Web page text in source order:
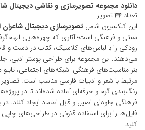
دانلود مجموعه تصویرسازی و نقاشی دیجیتال
تعداد 44تصویر
این کلکسیون شامل تصویرسازی دیجیتال شاعران
سنتی و فرهنگی است؛ آثاری که چهره‌هایی
رودکی را با لباس‌های کلاسیک، کتاب در دست و
می‌دهند. این مجموعه برای طراحی پوستر ادبی،
بنر مناسبت‌های فرهنگی، شبکه‌های اجتماعی، تابلو
مرتبط با شعر و ادبیات فارسی مناسب است.
رنگ‌بندی گرم و حرفه‌ای آماده شده‌اند تا در
فرهنگی جلوه‌ای اصیل و قابل اعتماد ایجاد کنند.
فایل‌ها را برای استفاده قانونی در طراحی‌های چاپی
کنید.
موضوعات تصاویر
دکوراسیون و فضاها
هنرمندان ایرانی
کسب درآمد از فروش تصاویر
021 28428845
تماس با ما